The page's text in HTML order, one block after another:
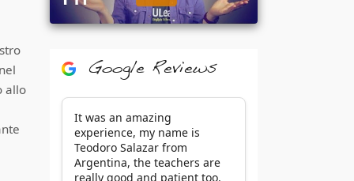
allo
Google Reviews
It was an amazing
experience, my name is
Teodoro Salazar from
Argentina, the teachers are
really good and patient too.